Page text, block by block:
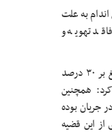
به علت
تهویه و
رییس هیات پزشکی ورزشی لرستان با بیان اینکه بالغ بر ۳۰ درصد
همچنین
جریان بوده
از این قضیه